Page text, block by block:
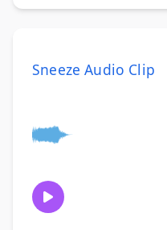
Sneeze Audio Clip